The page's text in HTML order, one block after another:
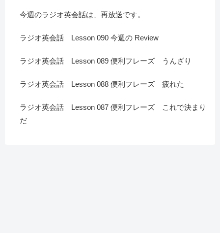
今週のラジオ英会話は、再放送です。
ラジオ英会話 Lesson 090 今週の Review
ラジオ英会話 Lesson 089 便利フレーズ うんざり
ラジオ英会話 Lesson 088 便利フレーズ 疲れた
ラジオ英会話 Lesson 087 便利フレーズ これで決まり
だ